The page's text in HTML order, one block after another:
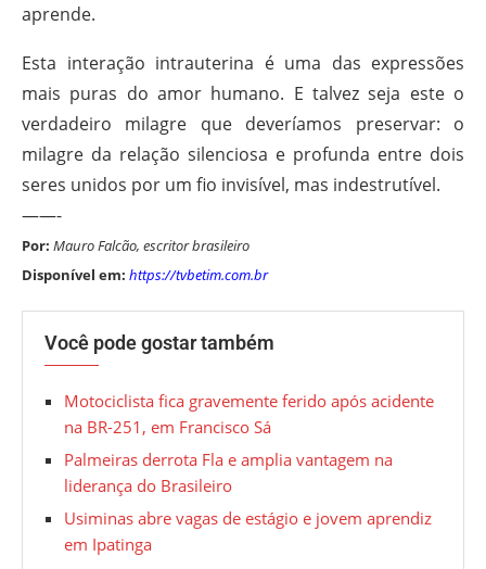
aprende.
Esta interação intrauterina é uma das expressões
mais puras do amor humano. E talvez seja este o
verdadeiro milagre que deveríamos preservar: o
milagre da relação silenciosa e profunda entre dois
seres unidos por um fio invisível, mas indestrutível.
——-
Por: Mauro Falcão, escritor brasileiro
Disponível em: https://tvbetim.com.br
Você pode gostar também
Motociclista fica gravemente ferido após acidente
na BR-251, em Francisco Sá
Palmeiras derrota Fla e amplia vantagem na
liderança do Brasileiro
Usiminas abre vagas de estágio e jovem aprendiz
em Ipatinga